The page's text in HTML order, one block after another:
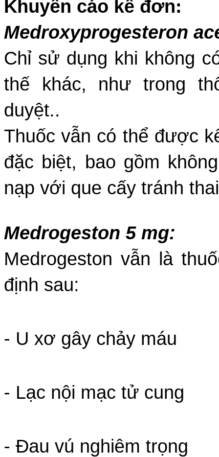
Khuyến cáo kê đơn:
Medroxyprogesteron
Chỉ sử dụng khi không
thế khác, như trong
duyệt..
Thuốc vẫn có thể được
đặc biệt, bao gồm
nạp với que cấy tránh
Medrogeston 5 mg:
Medrogeston vẫn là
định sau:
- U xơ gây chảy máu
- Lạc nội mạc tử cung
- Đau vú nghiêm trọng